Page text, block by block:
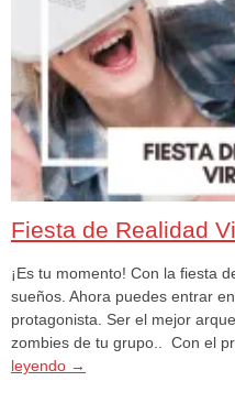
Fiesta de Realidad
¡Es tu momento! Con la fiesta
sueños. Ahora puedes entrar
protagonista. Ser el mejor
zombies de tu grupo.. Con el
leyendo →